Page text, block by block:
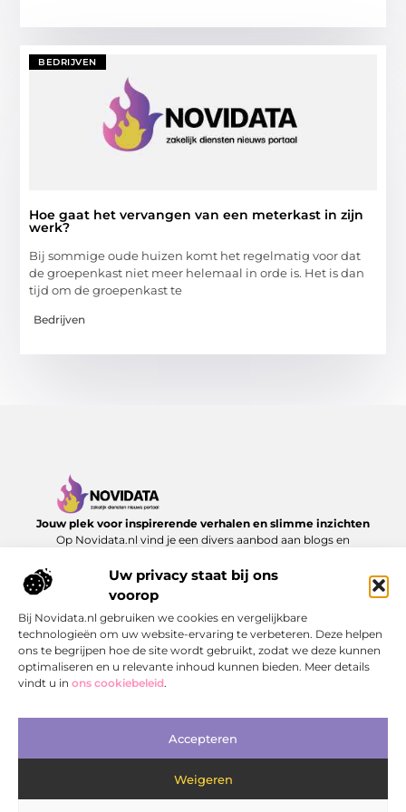
Uw privacy staat bij ons
voorop
Bij Novidata.nl gebruiken we cookies en vergelijkbare
technologieën om uw website-ervaring te verbeteren. Deze helpen
ons te begrijpen hoe de site wordt gebruikt, zodat we deze kunnen
optimaliseren en u relevante inhoud kunnen bieden. Meer details
vindt u in ons cookiebeleid.
Accepteren
Weigeren
BEDRIJVEN
Hoe gaat het vervangen van een meterkast in zijn
werk?
Bij sommige oude huizen komt het regelmatig voor dat
de groepenkast niet meer helemaal in orde is. Het is dan
tijd om de groepenkast te
Bedrijven
Jouw plek voor inspirerende verhalen en slimme inzichten
Op Novidata.nl vind je een divers aanbod aan blogs en
adviezen tot verrassende perspectieven. Laat je inspireren en
ontdek content die echt waarde toevoegt.
Onze informatie
Bericht categorie